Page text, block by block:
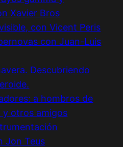
Xavier Bros
con Vicent Peris
con Juan-Luis
Descubriendo
a hombros de
y otros amigos
Jon Teus